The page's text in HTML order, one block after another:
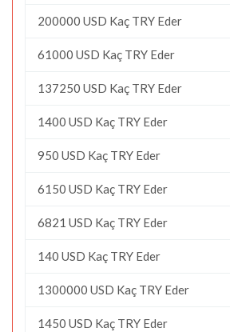
200000 USD Kaç TRY Eder
61000 USD Kaç TRY Eder
137250 USD Kaç TRY Eder
1400 USD Kaç TRY Eder
950 USD Kaç TRY Eder
6150 USD Kaç TRY Eder
6821 USD Kaç TRY Eder
140 USD Kaç TRY Eder
1300000 USD Kaç TRY Eder
1450 USD Kaç TRY Eder